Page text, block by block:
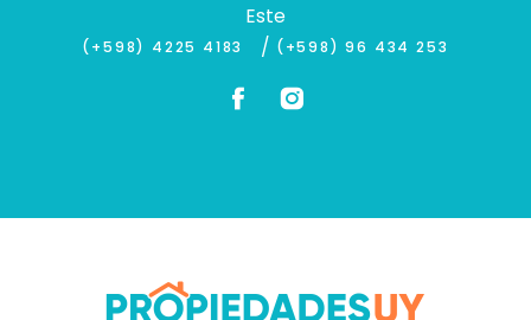
Este
(+598) 4225 4183 / (+598) 96 434 253